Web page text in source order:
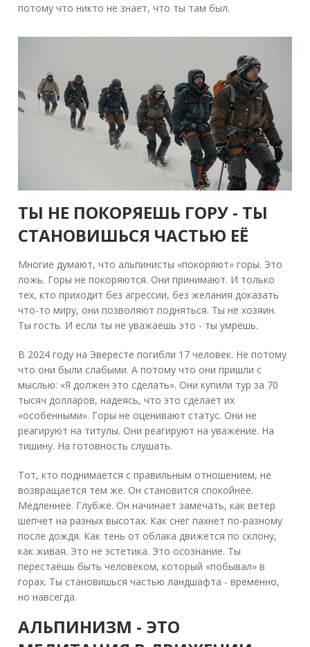
потому что никто не знает, что ты там был.
ТЫ НЕ ПОКОРЯЕШЬ ГОРУ - ТЫ
СТАНОВИШЬСЯ ЧАСТЬЮ ЕЁ
Многие думают, что альпинисты «покоряют» горы. Это
ложь. Горы не покоряются. Они принимают. И только
тех, кто приходит без агрессии, без желания доказать
что-то миру, они позволяют подняться. Ты не хозяин.
Ты гость. И если ты не уважаешь это - ты умрешь.
В 2024 году на Эвересте погибли 17 человек. Не потому
что они были слабыми. А потому что они пришли с
мыслью: «Я должен это сделать». Они купили тур за 70
тысяч долларов, надеясь, что это сделает их
«особенными». Горы не оценивают статус. Они не
реагируют на титулы. Они реагируют на уважение. На
тишину. На готовность слушать.
Тот, кто поднимается с правильным отношением, не
возвращается тем же. Он становится спокойнее.
Медленнее. Глубже. Он начинает замечать, как ветер
шепчет на разных высотах. Как снег пахнет по-разному
после дождя. Как тень от облака движется по склону,
как живая. Это не эстетика. Это осознание. Ты
перестаёшь быть человеком, который «побывал» в
горах. Ты становишься частью ландшафта - временно,
но навсегда.
АЛЬПИНИЗМ - ЭТО